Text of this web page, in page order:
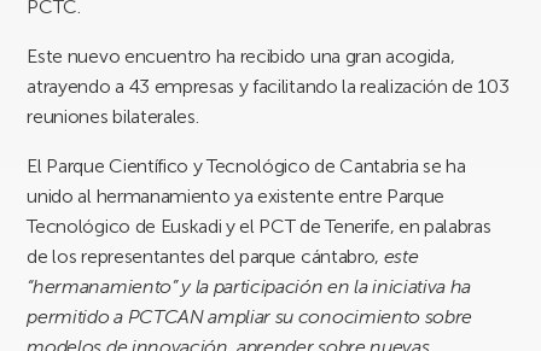
PCTC.
Este nuevo encuentro ha recibido una gran acogida,
atrayendo a 43 empresas y facilitando la realización de 103
reuniones bilaterales.
El Parque Científico y Tecnológico de Cantabria se ha
unido al hermanamiento ya existente entre Parque
Tecnológico de Euskadi y el PCT de Tenerife, en palabras
de los representantes del parque cántabro, este
“hermanamiento” y la participación en la iniciativa ha
permitido a PCTCAN ampliar su conocimiento sobre